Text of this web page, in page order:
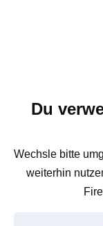
Du
Wechsle bitte
weiterhin